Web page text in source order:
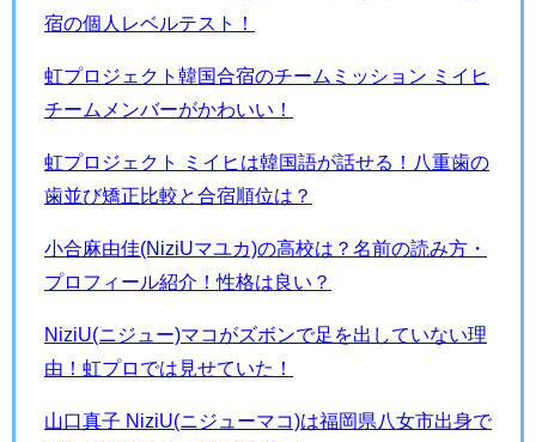
宿の個人レベルテスト！
虹プロジェクト韓国合宿のチームミッション ミイヒ
チームメンバーがかわいい！
虹プロジェクト ミイヒは韓国語が話せる！八重歯の
歯並び矯正比較と合宿順位は？
小合麻由佳(NiziUマユカ)の高校は？名前の読み方・
プロフィール紹介！性格は良い？
NiziU(ニジュー)マコがズボンで足を出していない理
由！虹プロでは見せていた！
山口真子 NiziU(ニジューマコ)は福岡県八女市出身で